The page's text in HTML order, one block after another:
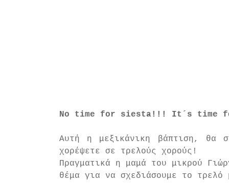
No time for siesta!!! It´s
Αυτή η μεξικάνικη βάπτιση, θα
χορέψετε σε τρελούς χορούς!
Πραγματικά η μαμά του μικρού
θέμα για να σχεδιάσουμε το